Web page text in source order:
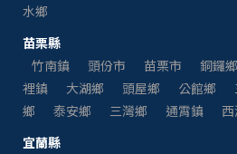
水鄉
苗栗縣
竹南鎮
頭份市 苗栗市 銅鑼鄉
裡鎮
大湖鄉 頭屋鄉 公館鄉
鄉
泰安鄉 三灣鄉 通霄鎮
宜蘭縣